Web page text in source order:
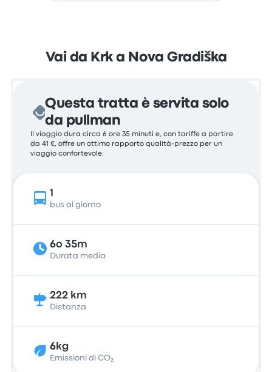
Vai da Krk a Nova Gradiška
Questa tratta è servita solo
da pullman
Il viaggio dura circa 6 ore 35 minuti e, con tariffe a partire
da 41 €, offre un ottimo rapporto qualità-prezzo per un
viaggio confortevole.
1
bus al giorno
6o 35m
Durata media
222 km
Distanza
6kg
Emissioni di CO₂